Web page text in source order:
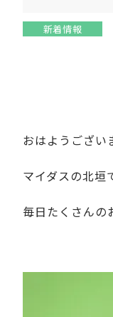
新着情報
おはようござい
マイダスの北
毎日たくさん